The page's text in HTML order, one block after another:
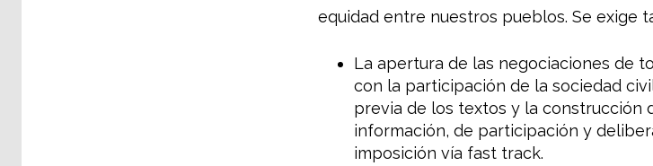
equidad entre nuestros pueblos. Se exige
La apertura de las negociaciones de
con la participación de la sociedad
previa de los textos y la construcción
información, de participación y
imposición vía fast track.